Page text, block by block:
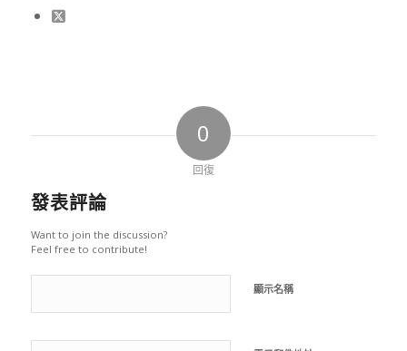
0
回復
發表評論
Want to join the discussion?
Feel free to contribute!
顯示名稱